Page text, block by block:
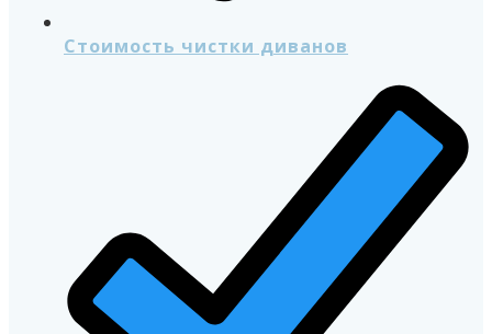
Стоимость чистки диванов